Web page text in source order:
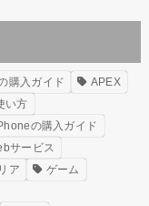
購入ガイド
APEX
い方
の購入ガイド
サービス
ア
ゲーム